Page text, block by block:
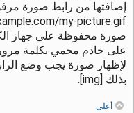
إضافتها من رابط صورة
صورة محفوظة على جهاز
بذلك [img].
أعلى